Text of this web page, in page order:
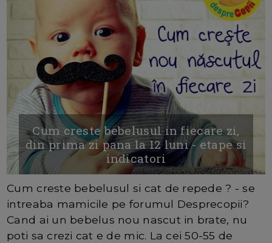
Cum creste bebelusul in fiecare zi,
din prima zi pana la 12 luni - etape si
indicatori
Cum creste bebelusul si cat de repede ? - se
intreaba mamicile pe forumul Desprecopii?
Cand ai un bebelus nou nascut in brate, nu
poti sa crezi cat e de mic. La cei 50-55 de